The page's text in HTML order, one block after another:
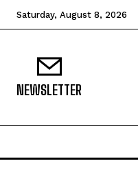
Saturday, August 8, 2026
NEWSLETTER